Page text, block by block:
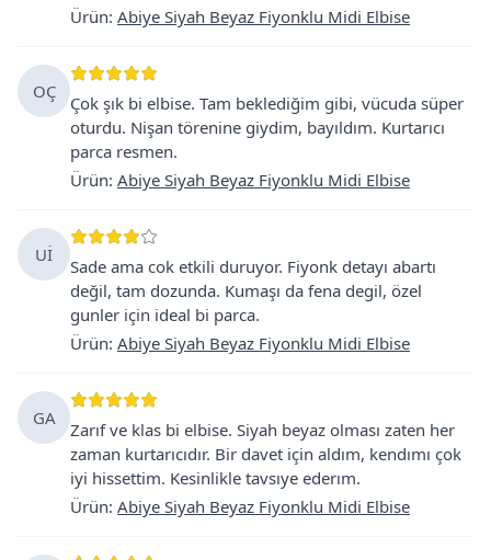
Ürün: Abiye Siyah Beyaz Fiyonklu Midi Elbise
OÇ
Çok şık bi elbise. Tam beklediğim gibi, vücuda süper
oturdu. Nişan törenine giydim, bayıldım. Kurtarıcı
parca resmen.
Ürün: Abiye Siyah Beyaz Fiyonklu Midi Elbise
Uİ
Sade ama cok etkili duruyor. Fiyonk detayı abartı
değil, tam dozunda. Kumaşı da fena degil, özel
gunler için ideal bi parca.
Ürün: Abiye Siyah Beyaz Fiyonklu Midi Elbise
GA
Zarıf ve klas bi elbise. Siyah beyaz olması zaten her
zaman kurtarıcıdır. Bir davet için aldım, kendımı çok
iyi hissettim. Kesinlikle tavsıye ederım.
Ürün: Abiye Siyah Beyaz Fiyonklu Midi Elbise